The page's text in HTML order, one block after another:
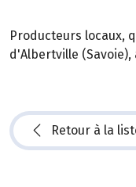
Producteurs locaux,
d'Albertville
Retour à la